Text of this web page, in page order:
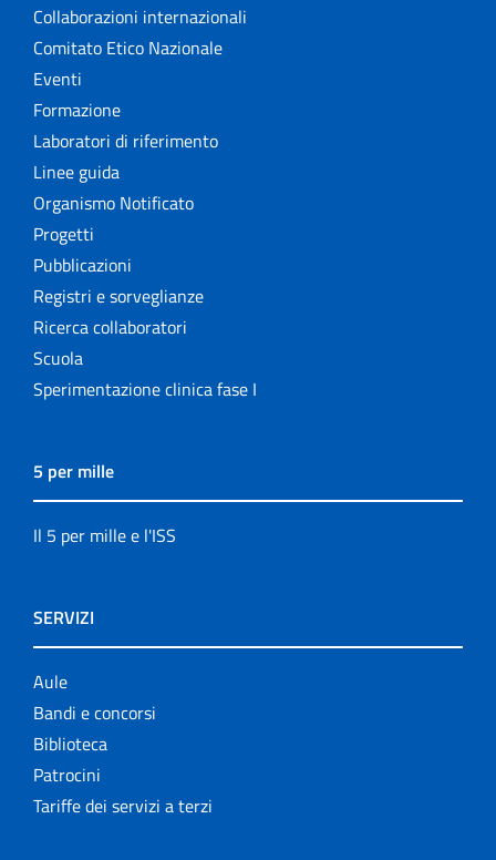
Collaborazioni internazionali
Comitato Etico Nazionale
Eventi
Formazione
Laboratori di riferimento
Linee guida
Organismo Notificato
Progetti
Pubblicazioni
Registri e sorveglianze
Ricerca collaboratori
Scuola
Sperimentazione clinica fase I
5 per mille
Il 5 per mille e l'ISS
SERVIZI
Aule
Bandi e concorsi
Biblioteca
Patrocini
Tariffe dei servizi a terzi